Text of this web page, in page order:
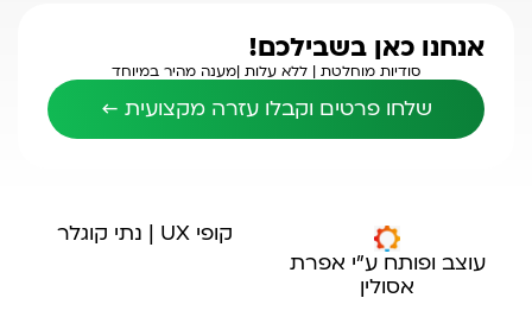
אנחנו כאן בשבילכם!
סודיות מוחלטת | ללא עלות |מענה מהיר במיוחד
שלחו פרטים וקבלו עזרה מקצועית ←
עוצב ופותח ע"י אפרת
אסולין
קופי UX | נתי קוגלר